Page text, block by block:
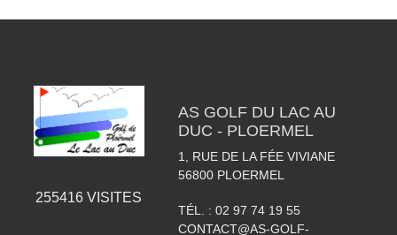
255416 VISITES
AS GOLF DU LAC AU
DUC - PLOERMEL
1, RUE DE LA FÉE VIVIANE
56800 PLOERMEL
TÉL. : 02 97 74 19 55
CONTACT@AS-GOLF-